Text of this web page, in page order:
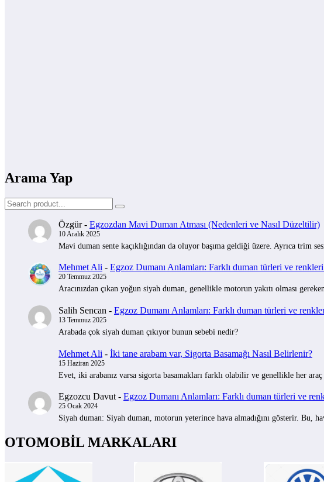
Arama Yap
Özgür- Egzozdan Mavi Duman Atması (Nedenleri ve Nasıl Düzeltilir)
10 Aralık 2025
Mavi duman sente kaçıklığından da oluyor başıma geldiği üzere. Ayrıca trim
Mehmet Ali - Egzoz Dumanı Anlamları: Farklı duman türleri ve
20 Temmuz 2025
Aracınızdan çıkan yoğun siyah duman, genellikle motorun yakıtı olması
Salih Sencan - Egzoz Dumanı Anlamları: Farklı duman türleri ve
13 Temmuz 2025
Arabada çok siyah duman çıkıyor bunun sebebi nedir?
Mehmet Ali - İki tane arabam var, Sigorta Basamağı Nasıl Belirlenir?
15 Haziran 2025
Evet, iki arabanız varsa sigorta basamakları farklı olabilir ve genellikle her
Egzozcu Davut - Egzoz Dumanı Anlamları: Farklı duman türleri ve
25 Ocak 2024
Siyah duman: Siyah duman, motorun yeterince hava almadığını gösterir. Bu,
OTOMOBİL MARKALARI